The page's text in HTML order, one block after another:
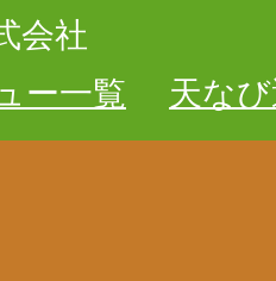
会社
ー一覧
天な